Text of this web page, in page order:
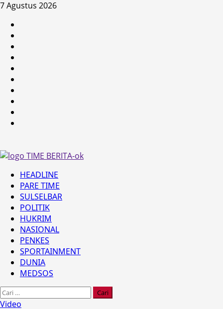
Skip
content
7 Agustus 2026
Primary
Menu
HEADLINE
PARE TIME
SULSELBAR
POLITIK
HUKRIM
NASIONAL
PENKES
SPORTAINMENT
DUNIA
MEDSOS
Cari
untuk:
Video